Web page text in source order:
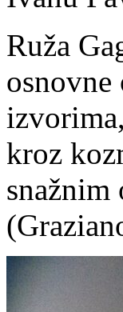
Ruža
kroz
snažnim